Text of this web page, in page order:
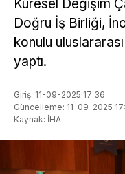
Küresel Değişim
Doğru İş Birliği,
konulu
yaptı.
Giriş: 11-09-2025 17:36
Güncelleme: 11-09-2025
Kaynak: İHA